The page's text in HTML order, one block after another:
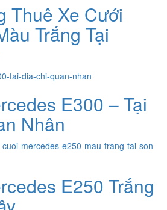
Thuê Xe Cưới
Trắng Tại
E300 – Tại
Nhân
E250 Trắng